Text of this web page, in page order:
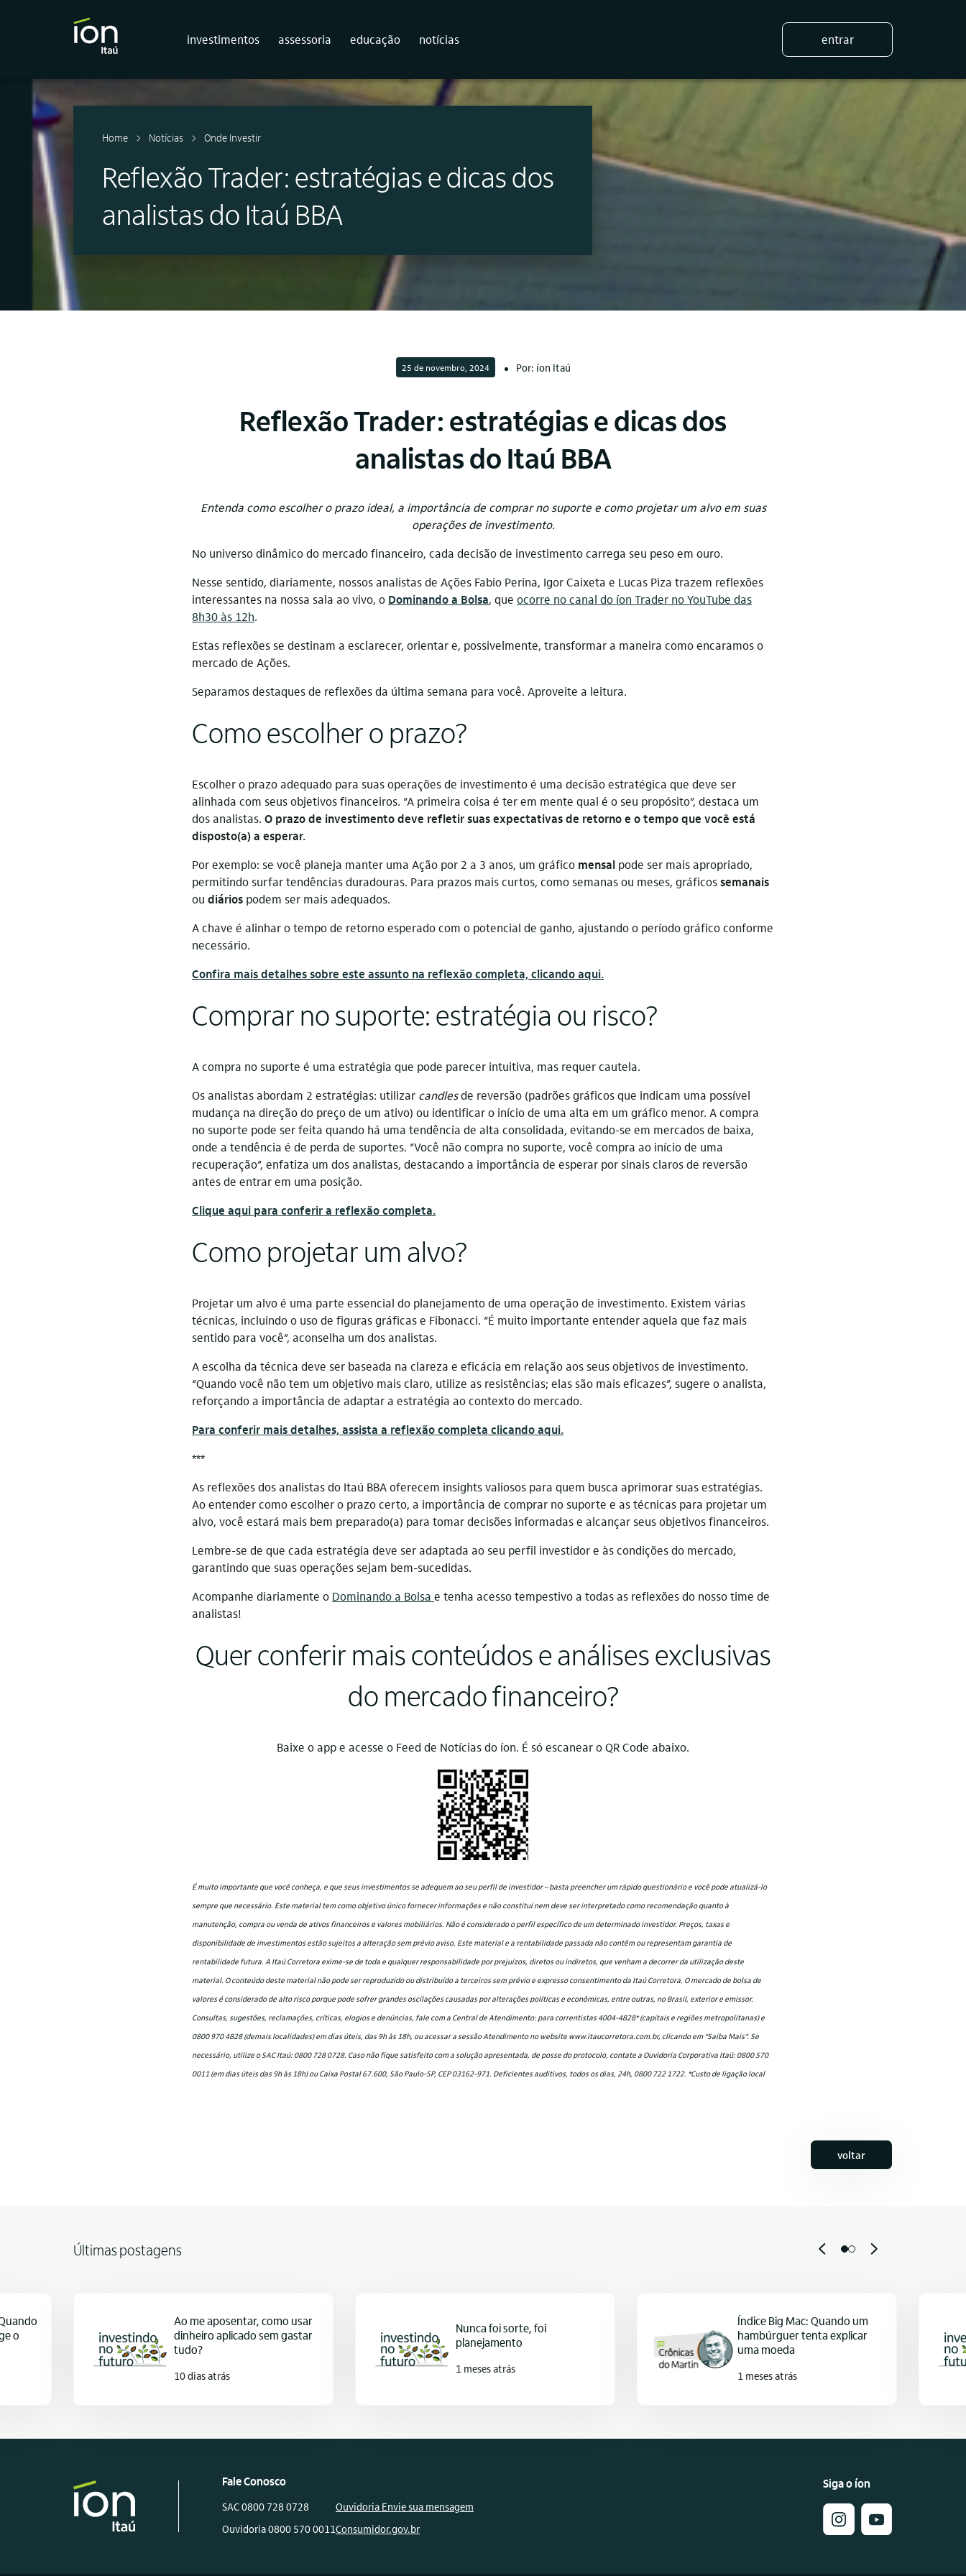
investimentos assessoria educação notícias entrar
Home Notícias Onde Investir
Reflexão Trader: estratégias e dicas dos
analistas do Itaú BBA
25 de novembro, 2024 Por: íon Itaú
Reflexão Trader: estratégias e dicas dos
analistas do Itaú BBA
Entenda como escolher o prazo ideal, a importância de comprar no suporte e como projetar um alvo em suas
operações de investimento.
No universo dinâmico do mercado financeiro, cada decisão de investimento carrega seu peso em ouro.
Nesse sentido, diariamente, nossos analistas de Ações Fabio Perina, Igor Caixeta e Lucas Piza trazem reflexões
interessantes na nossa sala ao vivo, o Dominando a Bolsa, que ocorre no canal do íon Trader no YouTube das
8h30 às 12h.
Estas reflexões se destinam a esclarecer, orientar e, possivelmente, transformar a maneira como encaramos o
mercado de Ações.
Separamos destaques de reflexões da última semana para você. Aproveite a leitura.
Como escolher o prazo?
Escolher o prazo adequado para suas operações de investimento é uma decisão estratégica que deve ser
alinhada com seus objetivos financeiros. “A primeira coisa é ter em mente qual é o seu propósito”, destaca um
dos analistas. O prazo de investimento deve refletir suas expectativas de retorno e o tempo que você está
disposto(a) a esperar.
Por exemplo: se você planeja manter uma Ação por 2 a 3 anos, um gráfico mensal pode ser mais apropriado,
permitindo surfar tendências duradouras. Para prazos mais curtos, como semanas ou meses, gráficossemanais
ou diários podem ser mais adequados.
A chave é alinhar o tempo de retorno esperado com o potencial de ganho, ajustando o período gráfico conforme
necessário.
Confira mais detalhes sobre este assunto na reflexão completa, clicando aqui.
Comprar no suporte: estratégia ou risco?
A compra no suporte é uma estratégia que pode parecer intuitiva, mas requer cautela.
Os analistas abordam 2 estratégias: utilizar candlesde reversão (padrões gráficos que indicam uma possível
mudança na direção do preço de um ativo) ou identificar o início de uma alta em um gráfico menor. A compra
no suporte pode ser feita quando há uma tendência de alta consolidada, evitando-se em mercados de baixa,
onde a tendência é de perda de suportes. “Você não compra no suporte, você compra ao início de uma
recuperação”, enfatiza um dos analistas, destacando a importância de esperar por sinais claros de reversão
antes de entrar em uma posição.
Clique aqui para conferir a reflexão completa.
Como projetar um alvo?
Projetar um alvo é uma parte essencial do planejamento de uma operação de investimento. Existem várias
técnicas, incluindo o uso de figuras gráficas e Fibonacci. “É muito importante entender aquela que faz mais
sentido para você”, aconselha um dos analistas.
A escolha da técnica deve ser baseada na clareza e eficácia em relação aos seus objetivos de investimento.
“Quando você não tem um objetivo mais claro, utilize as resistências; elas são mais eficazes”, sugere o analista,
reforçando a importância de adaptar a estratégia ao contexto do mercado.
Para conferir mais detalhes, assista a reflexão completa clicando aqui.
***
As reflexões dos analistas do Itaú BBA oferecem insights valiosos para quem busca aprimorar suas estratégias.
Ao entender como escolher o prazo certo, a importância de comprar no suporte e as técnicas para projetar um
alvo, você estará mais bem preparado(a) para tomar decisões informadas e alcançar seus objetivos financeiros.
Lembre-se de que cada estratégia deve ser adaptada ao seu perfil investidor e às condições do mercado,
garantindo que suas operações sejam bem-sucedidas.
Acompanhe diariamente o Dominando a Bolsa e tenha acesso tempestivo a todas as reflexões do nosso time de
analistas!
Quer conferir mais conteúdos e análises exclusivas
do mercado financeiro?
Baixe o app e acesse o Feed de Notícias do íon. É só escanear o QR Code abaixo.
É muito importante que você conheça, e que seus investimentos se adequem ao seu perfil de investidor – basta preencher um rápido questionário e você pode atualizá-lo
sempre que necessário. Este material tem como objetivo único fornecer informações e não constitui nem deve ser interpretado como recomendação quanto à
manutenção, compra ou venda de ativos financeiros e valores mobiliários. Não é considerado o perfil específico de um determinado investidor. Preços, taxas e
disponibilidade de investimentos estão sujeitos a alteração sem prévio aviso. Este material e a rentabilidade passada não contêm ou representam garantia de
rentabilidade futura. A Itaú Corretora exime-se de toda e qualquer responsabilidade por prejuízos, diretos ou indiretos, que venham a decorrer da utilização deste
material. O conteúdo deste material não pode ser reproduzido ou distribuído a terceiros sem prévio e expresso consentimento da Itaú Corretora. O mercado de bolsa de
valores é considerado de alto risco porque pode sofrer grandes oscilações causadas por alterações políticas e econômicas, entre outras, no Brasil, exterior e emissor.
Consultas, sugestões, reclamações, críticas, elogios e denúncias, fale com a Central de Atendimento: para correntistas 4004-4828* (capitais e regiões metropolitanas) e
0800 970 4828 (demais localidades) em dias úteis, das 9h às 18h, ou acessar a sessão Atendimento no website www.itaucorretora.com.br, clicando em “Saiba Mais”. Se
necessário, utilize o SAC Itaú: 0800 728 0728. Caso não fique satisfeito com a solução apresentada, de posse do protocolo, contate a Ouvidoria Corporativa Itaú: 0800 570
0011 (em dias úteis das 9h às 18h) ou Caixa Postal 67.600, São Paulo-SP, CEP 03162-971. Deficientes auditivos, todos os dias, 24h, 0800 722 1722. *Custo de ligação local
voltar
Últimas postagens
o
Ao me aposentar, como usar
dinheiro aplicado sem gastar
tudo?
10 dias atrás
Nunca foi sorte, foi
planejamento
1 meses atrás
Índice Big Mac: Quando um
hambúrguer tenta explicar
uma moeda
1 meses atrás
Fale Conosco
SAC 0800 728 0728
Ouvidoria 0800 570 0011
Ouvidoria Envie sua mensagem
Consumidor.gov.br
Siga o íon